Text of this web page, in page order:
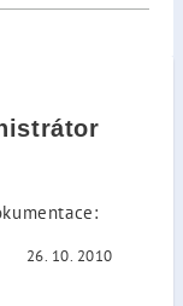
26. 10. 2010